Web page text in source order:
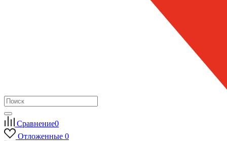
Сравнение0
Отложенные 0